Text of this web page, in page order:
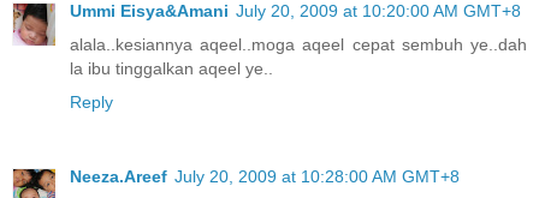
Ummi Eisya&Amani July 20, 2009 at 10:20:00 AM GMT+8
alala..kesiannya aqeel..moga aqeel cepat sembuh ye..dah
la ibu tinggalkan aqeel ye..
Reply
Neeza.Areef July 20, 2009 at 10:28:00 AM GMT+8